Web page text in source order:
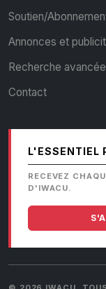
Soutien/
Annonces et
Recherche avancée
Contact
L'ESSENTIEL
RECEVEZ
D'IWACU.